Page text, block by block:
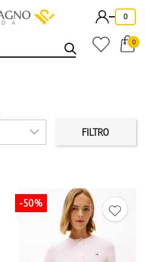
- 0
0
PREZZO
IN PROMO
FILTRO
-50%